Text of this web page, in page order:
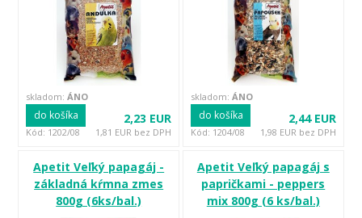
Kód: 1202/08
skladom: ÁNO
2,23 EUR
1,81 EUR bez DPH
do košíka
Kód: 1204/08
skladom: ÁNO
2,44 EUR
1,98 EUR bez DPH
do košíka
Apetit Veľký papagáj -
základná kŕmna zmes
800g (6ks/bal.)
Apetit Veľký papagáj s
papričkami - peppers
mix 800g (6 ks/bal.)